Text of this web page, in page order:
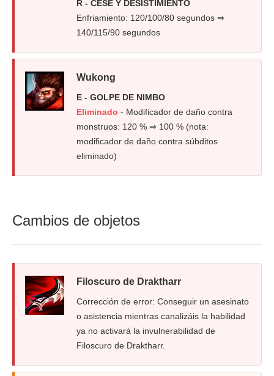
R - CESE Y DESISTIMIENTO
Enfriamiento: 120/100/80 segundos ⇒
140/115/90 segundos
Wukong
E - GOLPE DE NIMBO
Eliminado - Modificador de daño contra
monstruos: 120 % ⇒ 100 % (nota:
modificador de daño contra súbditos
eliminado)
Cambios de objetos
Filoscuro de Draktharr
Corrección de error: Conseguir un asesinato
o asistencia mientras canalizáis la habilidad
ya no activará la invulnerabilidad de
Filoscuro de Draktharr.